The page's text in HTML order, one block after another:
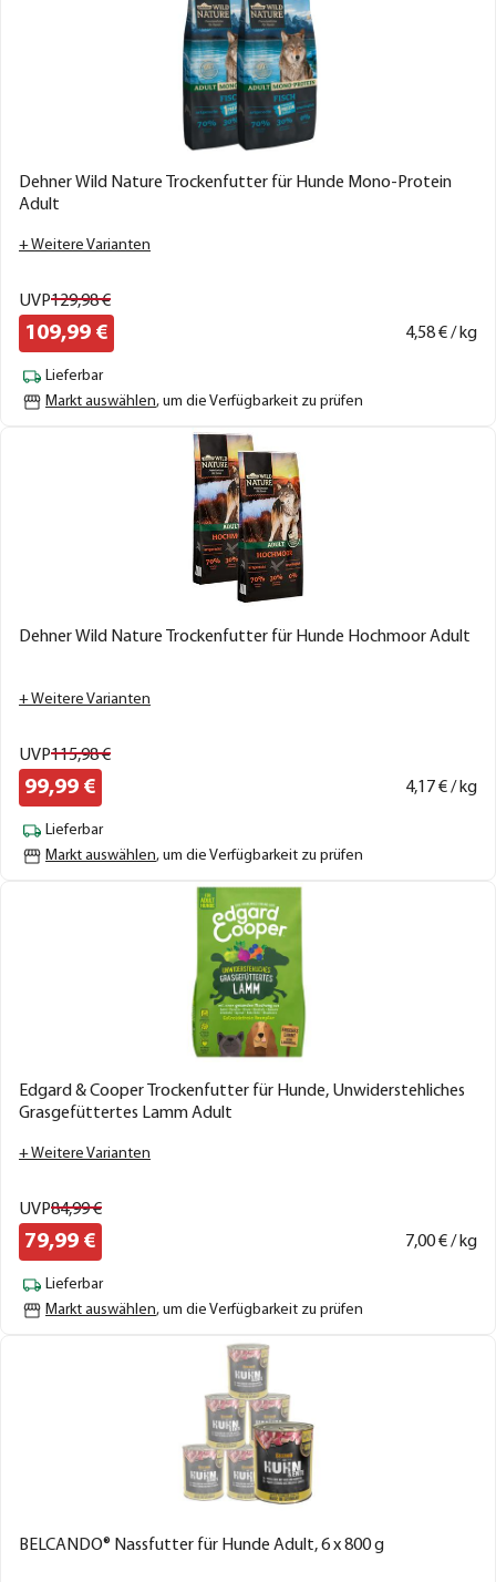
Dehner Wild Nature Trockenfutter für Hunde Mono-Protein
Adult
+ Weitere Varianten
UVP129,98€
109,99 € 4,58€ / kg
Lieferbar
Markt auswählen, um die Verfügbarkeit zu prüfen
Dehner Wild Nature Trockenfutter für Hunde Hochmoor Adult
+ Weitere Varianten
UVP115,98€
99,99 € 4,17€ / kg
Lieferbar
Markt auswählen, um die Verfügbarkeit zu prüfen
Edgard & Cooper Trockenfutter für Hunde, Unwiderstehliches
Grasgefüttertes Lamm Adult
+ Weitere Varianten
UVP84,99€
79,99 € 7,00€ / kg
Lieferbar
Markt auswählen, um die Verfügbarkeit zu prüfen
BELCANDO® Nassfutter für Hunde Adult, 6 x 800 g